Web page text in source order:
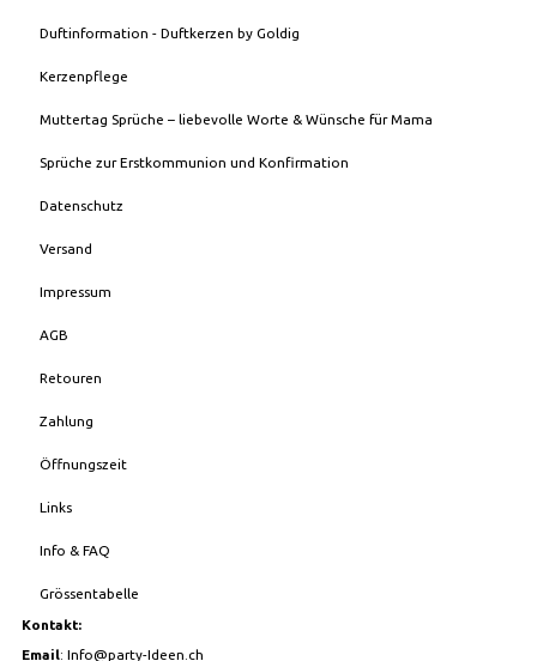
Duftinformation - Duftkerzen by Goldig
Kerzenpflege
Muttertag Sprüche – liebevolle Worte & Wünsche für Mama
Sprüche zur Erstkommunion und Konfirmation
Datenschutz
Versand
Impressum
AGB
Retouren
Zahlung
Öffnungszeit
Links
Info & FAQ
Grössentabelle
Kontakt:
Email: Info@party-Ideen.ch